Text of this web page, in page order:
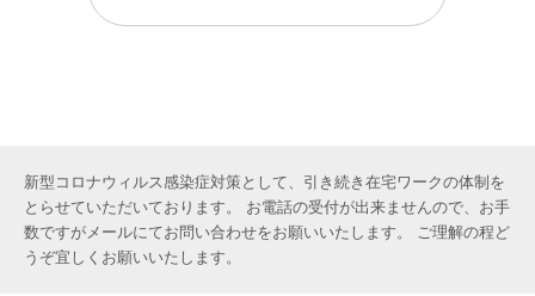
新型コロナウィルス感染症対策として、引き続き在宅ワークの体制を
とらせていただいております。 お電話の受付が出来ませんので、お手
数ですがメールにてお問い合わせをお願いいたします。 ご理解の程ど
うぞ宜しくお願いいたします。